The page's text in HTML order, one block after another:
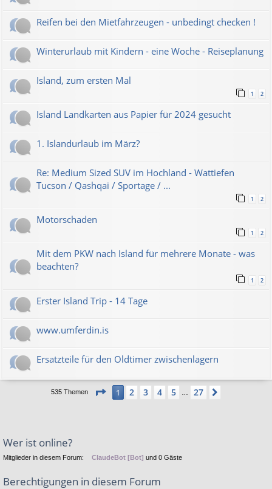
Reifen bei den Mietfahrzeugen - unbedingt checken !
Winterurlaub mit Kindern - eine Woche - Reiseplanung
Island, zum ersten Mal
1 2
Island Landkarten aus Papier für 2024 gesucht
1. Islandurlaub im März?
Re: Medium Sized SUV im Hochland - Wattiefen
Tucson / Qashqai / Sportage / ...
1 2
Motorschaden
1 2
Mit dem PKW nach Island für mehrere Monate - was
beachten?
1 2
Erster Island Trip - 14 Tage
www.umferdin.is
Ersatzteile für den Oldtimer zwischenlagern
535 Themen Seite 1 von 27
1 2 3 4 5 27
Wer ist online?
Mitglieder in diesem Forum: ClaudeBot [Bot] und 0 Gäste
Berechtigungen in diesem Forum